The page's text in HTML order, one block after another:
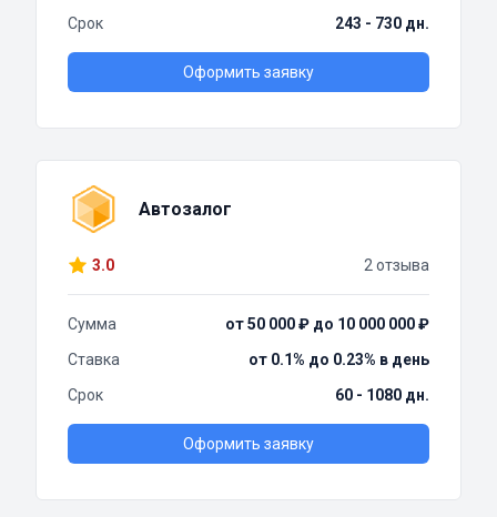
Срок
243 - 730 дн.
Оформить заявку
Автозалог
3.0 2 отзыва
Сумма
от 50 000 ₽ до 10 000 000 ₽
Ставка
от 0.1% до 0.23% в день
Срок
60 - 1080 дн.
Оформить заявку